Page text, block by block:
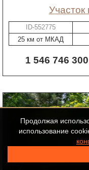
ID-552775
25 км от МКАД
1 546 746
Продолжая
использование